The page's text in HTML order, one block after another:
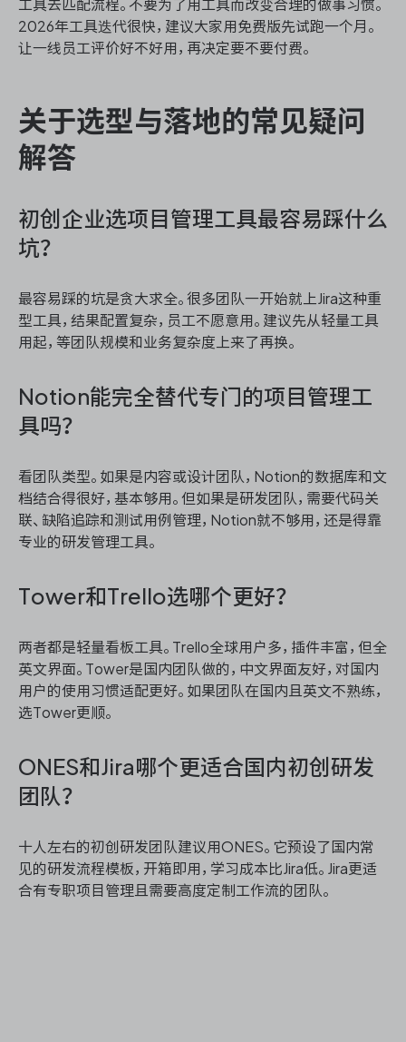
工具去匹配流程。不要为了用工具而改变合理的做事习惯。
2026年工具迭代很快，建议大家用免费版先试跑一个月。
让一线员工评价好不好用，再决定要不要付费。
关于选型与落地的常见疑问
解答
初创企业选项目管理工具最容易踩什么
坑？
最容易踩的坑是贪大求全。很多团队一开始就上Jira这种重
型工具，结果配置复杂，员工不愿意用。建议先从轻量工具
用起，等团队规模和业务复杂度上来了再换。
Notion能完全替代专门的项目管理工
具吗？
看团队类型。如果是内容或设计团队，Notion的数据库和文
档结合得很好，基本够用。但如果是研发团队，需要代码关
联、缺陷追踪和测试用例管理，Notion就不够用，还是得靠
专业的研发管理工具。
Tower和Trello选哪个更好？
两者都是轻量看板工具。Trello全球用户多，插件丰富，但全
英文界面。Tower是国内团队做的，中文界面友好，对国内
用户的使用习惯适配更好。如果团队在国内且英文不熟练，
选Tower更顺。
ONES和Jira哪个更适合国内初创研发
团队？
十人左右的初创研发团队建议用ONES。它预设了国内常
见的研发流程模板，开箱即用，学习成本比Jira低。Jira更适
合有专职项目管理且需要高度定制工作流的团队。